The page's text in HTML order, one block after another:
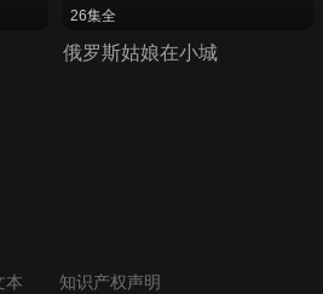
26集全
俄罗斯姑娘在小城
本 知识产权声明